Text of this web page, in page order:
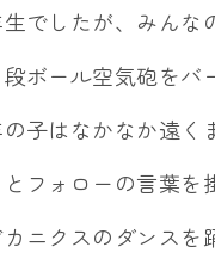
したが、みんな
ボール空気砲をバ
子はなかなか遠く
フォローの言葉を
ニクスのダンスを